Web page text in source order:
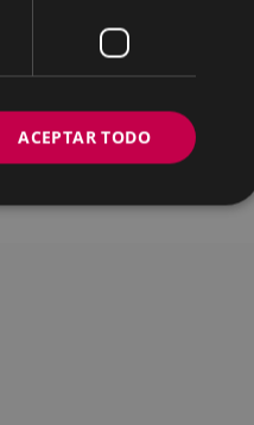
CONTACTO SOBRE NOSOTROS
ACEPTAR TODO